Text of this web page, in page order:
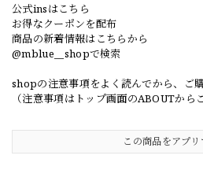
公式insはこちら
お得なクーポンを配布
商品の新着情報はこちらから
@mblue__shopで検索
shopの注意事項をよく読んでから、ご
（注意事項はトップ画面のABOUTから
この商品をアプリ